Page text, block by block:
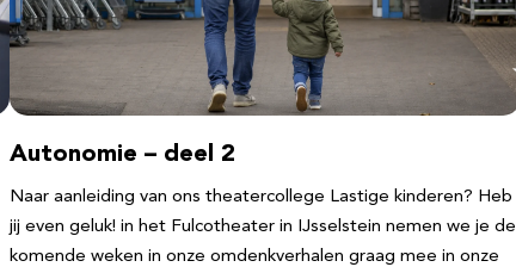
Autonomie – deel 2
Naar aanleiding van ons theatercollege Lastige kinderen? Heb
jij even geluk! in het Fulcotheater in IJsselstein nemen we je de
komende weken in onze omdenkverhalen graag mee in onze